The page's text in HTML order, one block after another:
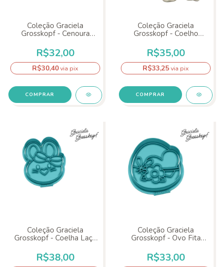
Coleção Graciela
Grosskopf - Cenoura
R$32,00
R$30,40via pix
COMPRAR
Coleção Graciela
Grosskopf - Coelho
R$35,00
R$33,25via pix
COMPRAR
Coleção Graciela
Grosskopf - Coelha Laço
R$38,00
Coleção Graciela
Grosskopf - Ovo Fita
R$33,00